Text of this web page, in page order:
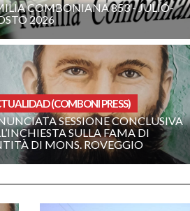
COMBONIANA 853 - JULIO-
2026
(COMBONI PRESS)
SESSIONE CONCLUSIVA
SULLA FAMA DI
DI MONS. ROVEGGIO